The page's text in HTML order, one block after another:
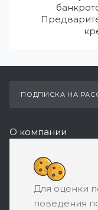
ПОДПИСКА НА
О компании
Реквизиты
8 (800) 550-
ЗАКАЗАТЬ ЗВОНОК
Для оценки
поведения